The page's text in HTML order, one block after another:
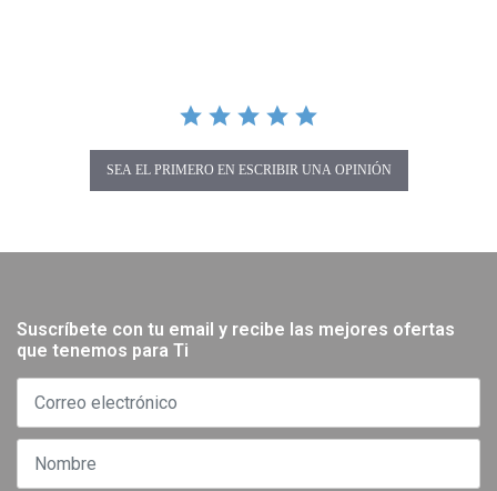
SEA EL PRIMERO EN ESCRIBIR UNA OPINIÓN
Suscríbete con tu email y recibe las mejores ofertas
que tenemos para Ti